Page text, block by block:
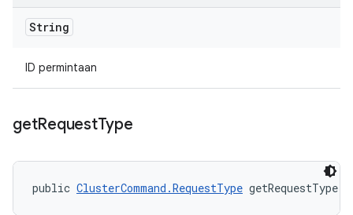
String
ID permintaan
getRequestType
public ClusterCommand.RequestType getRequestType